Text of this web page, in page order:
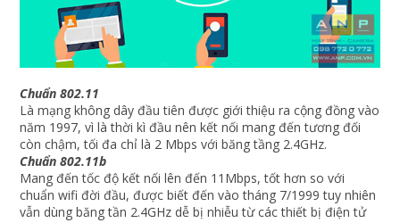
Chuẩn 802.11
Là mạng không dây đầu tiên được giới thiệu ra cộng đồng vào
năm 1997, vì là thời kì đầu nên kết nối mang đến tương đối
còn chậm, tối đa chỉ là 2 Mbps với băng tầng 2.4GHz.
Chuẩn 802.11b
Mang đến tốc độ kết nối lên đến 11Mbps, tốt hơn so với
chuẩn wifi đời đầu, được biết đến vào tháng 7/1999 tuy nhiên
vẫn dùng băng tần 2.4GHz dễ bị nhiễu từ các thiết bị điện tử